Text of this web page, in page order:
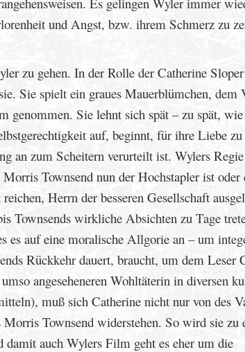
und Angst, bzw. ihrem Schmerz zu
zu gehen. In der Rolle der Catherine
Sie spielt ein graues Mauerblümchen, dem
genommen. Sie lehnt sich spät – zu spät, wie
auf, beginnt, für ihre Liebe
an zum Scheitern verurteilt ist. Wylers
Townsend nun der Hochstapler ist oder
Herrn der besseren Gesellschaft
Townsends wirkliche Absichten zu Tage
es auf eine moralische Allgorie an – um
Rückkehr dauert, braucht, um dem Leser
angeseheneren Wohltäterin in diversen
muß sich Catherine nicht nur von des
Morris Townsend widerstehen. So wird sie zu
auch Wylers Film geht es eher um die